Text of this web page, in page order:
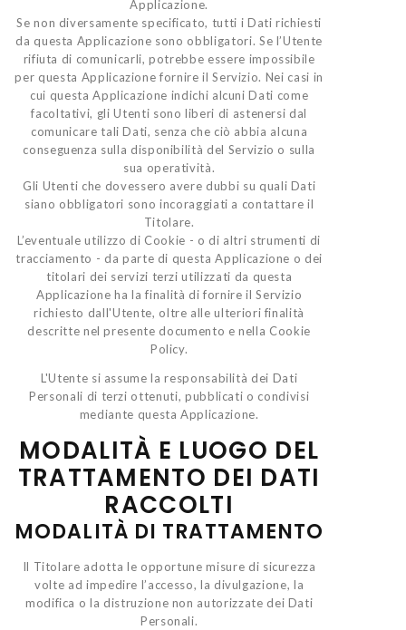
Applicazione.
Se non diversamente specificato, tutti i Dati richiesti
da questa Applicazione sono obbligatori. Se l’Utente
rifiuta di comunicarli, potrebbe essere impossibile
per questa Applicazione fornire il Servizio. Nei casi in
cui questa Applicazione indichi alcuni Dati come
facoltativi, gli Utenti sono liberi di astenersi dal
comunicare tali Dati, senza che ciò abbia alcuna
conseguenza sulla disponibilità del Servizio o sulla
sua operatività.
Gli Utenti che dovessero avere dubbi su quali Dati
siano obbligatori sono incoraggiati a contattare il
Titolare.
L’eventuale utilizzo di Cookie - o di altri strumenti di
tracciamento - da parte di questa Applicazione o dei
titolari dei servizi terzi utilizzati da questa
Applicazione ha la finalità di fornire il Servizio
richiesto dall'Utente, oltre alle ulteriori finalità
descritte nel presente documento e nella Cookie
Policy.
L'Utente si assume la responsabilità dei Dati
Personali di terzi ottenuti, pubblicati o condivisi
mediante questa Applicazione.
MODALITÀ E LUOGO DEL
TRATTAMENTO DEI DATI
RACCOLTI
MODALITÀ DI TRATTAMENTO
Il Titolare adotta le opportune misure di sicurezza
volte ad impedire l’accesso, la divulgazione, la
modifica o la distruzione non autorizzate dei Dati
Personali.